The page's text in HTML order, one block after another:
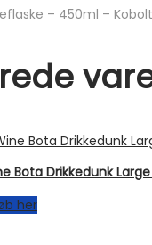
– 450ml – Kobolt
Bota Drikkedunk Large
her